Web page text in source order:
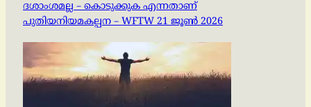
ദശാംശമല്ല – കൊടുക്കുക എന്നതാണ്
പുതിയനിയമകല്പന – WFTW 21 ജൂൺ 2026